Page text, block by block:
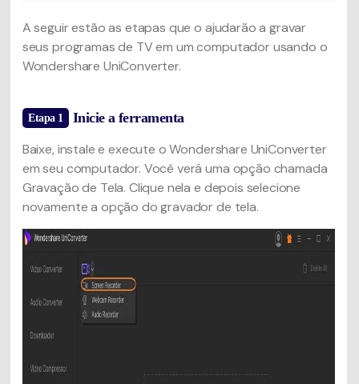
A seguir estão as etapas que o ajudarão a gravar
seus programas de TV em um computador usando o
Wondershare UniConverter.
Etapa 1 Inicie a ferramenta
Baixe, instale e execute o Wondershare UniConverter
em seu computador. Você verá uma opção chamada
Gravação de Tela. Clique nela e depois selecione
novamente a opção do gravador de tela.